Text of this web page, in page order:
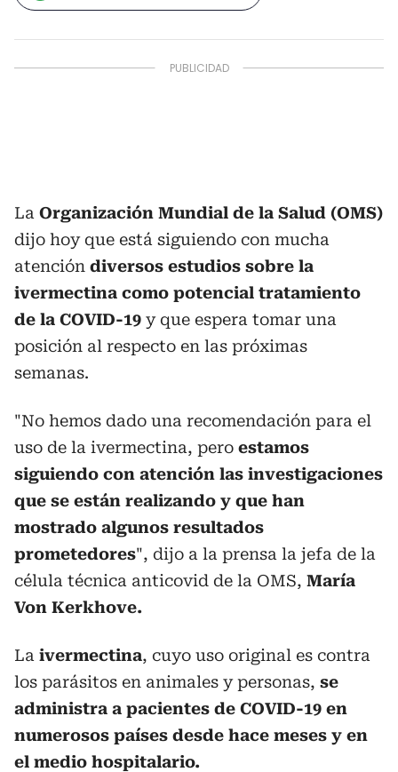
La Organización Mundial de la Salud (OMS)
dijo hoy que está siguiendo con mucha
atención diversos estudios sobre la
ivermectina como potencial tratamiento
de la COVID-19 y que espera tomar una
posición al respecto en las próximas
semanas.
"No hemos dado una recomendación para el
uso de la ivermectina, pero estamos
siguiendo con atención las investigaciones
que se están realizando y que han
mostrado algunos resultados
prometedores", dijo a la prensa la jefa de la
célula técnica anticovid de la OMS, María
Von Kerkhove.
La ivermectina, cuyo uso original es contra
los parásitos en animales y personas, se
administra a pacientes de COVID-19 en
numerosos países desde hace meses y en
el medio hospitalario.